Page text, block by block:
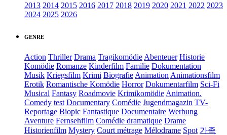
2013 2014 2015 2016 2017 2018 2019 2020 2021 2022 2023
2024 2025 2026
GENRE
Action Thriller Drama Tragikomödie Abenteuer Historie
Komödie Romanze Kinderfilm Familie Dokumentation
Musik Kriegsfilm Krimi Biografie Animation Animationsfilm
Erotik Romantische Komödie Horror Dokumentarfilm Sci-Fi
Musical Fantasy Roadmovie Krimikomödie Animation.
Comedy test Documentary Comédie Jugendmagazin TV-
Reportage Biopic Fantastique Documentaire Werbung
Aventure Fernsehfilm Comédie dramatique Drame
Historienfilm Mystery Court métrage Mélodrame Spot 가족